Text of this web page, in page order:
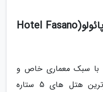
هتل 5 ستاره فاسانو سائوپائولو(Hotel Fasano
با سبک معماری خاص و
موقعیت عالی خود یکی از برترین هتل های 5 ستاره